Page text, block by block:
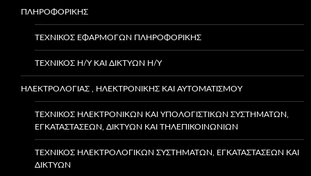
ΠΛΗΡΟΦΟΡΙΚΗΣ
ΤΕΧΝΙΚΌΣ ΕΦΑΡΜΟΓΏΝ ΠΛΗΡΟΦΟΡΙΚΉΣ
ΤΕΧΝΙΚΌΣ Η/Υ ΚΑΙ ΔΙΚΤΎΩΝ Η/Υ
ΗΛΕΚΤΡΟΛΟΓΙΑΣ , ΗΛΕΚΤΡΟΝΙΚΗΣ ΚΑΙ ΑΥΤΟΜΑΤΙΣΜΟΥ
ΤΕΧΝΙΚΌΣ ΗΛΕΚΤΡΟΝΙΚΏΝ ΚΑΙ ΥΠΟΛΟΓΙΣΤΙΚΏΝ ΣΥΣΤΗΜΆΤΩΝ,
ΕΓΚΑΤΑΣΤΆΣΕΩΝ, ΔΙΚΤΎΩΝ ΚΑΙ ΤΗΛΕΠΙΚΟΙΝΩΝΙΏΝ
ΤΕΧΝΙΚΌΣ ΗΛΕΚΤΡΟΛΟΓΙΚΏΝ ΣΥΣΤΗΜΆΤΩΝ, ΕΓΚΑΤΑΣΤΆΣΕΩΝ ΚΑΙ
ΔΙΚΤΎΩΝ